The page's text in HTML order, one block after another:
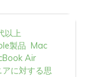
以上
製品
Mac
Air
アに対する思